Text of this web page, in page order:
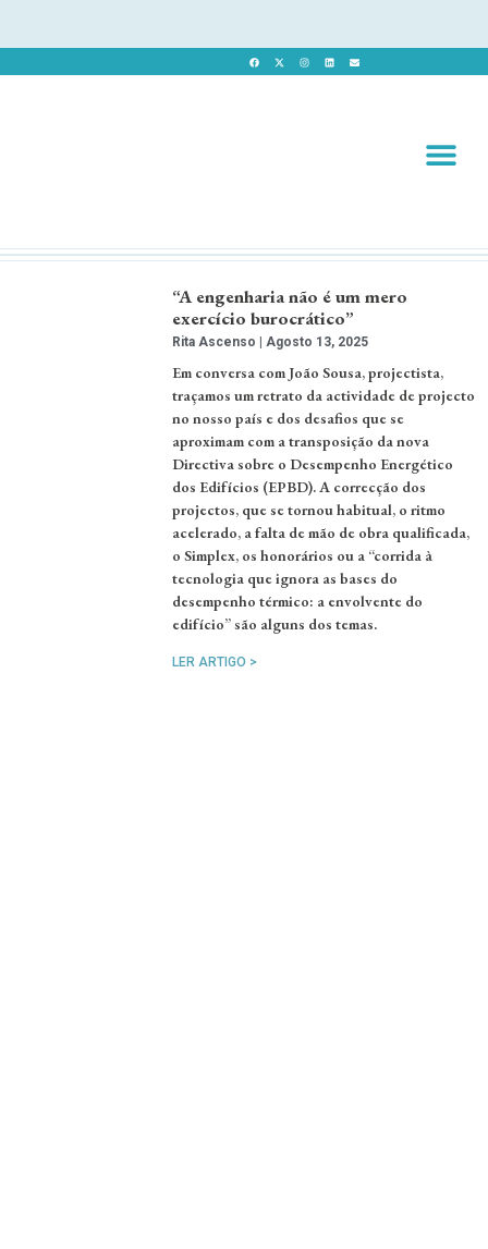
“A engenharia não é um mero
exercício burocrático”
Rita Ascenso Agosto 13, 2025
Em conversa com João Sousa, projectista,
traçamos um retrato da actividade de projecto
no nosso país e dos desafios que se
aproximam com a transposição da nova
Directiva sobre o Desempenho Energético
dos Edifícios (EPBD). A correcção dos
projectos, que se tornou habitual, o ritmo
acelerado, a falta de mão de obra qualificada,
o Simplex, os honorários ou a “corrida à
tecnologia que ignora as bases do
desempenho térmico: a envolvente do
edifício” são alguns dos temas.
LER ARTIGO >